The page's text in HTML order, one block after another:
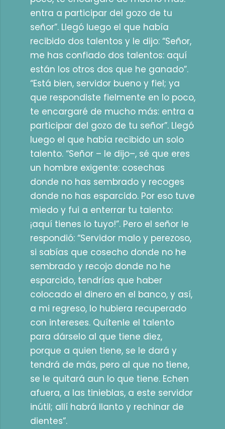
entra a participar del gozo de tu
señor”. Llegó luego el que había
recibido dos talentos y le dijo: “Señor,
me has confiado dos talentos: aquí
están los otros dos que he ganado”.
“Está bien, servidor bueno y fiel; ya
que respondiste fielmente en lo poco,
te encargaré de mucho más: entra a
participar del gozo de tu señor”. Llegó
luego el que había recibido un solo
talento. “Señor – le dijo–, sé que eres
un hombre exigente: cosechas
donde no has sembrado y recoges
donde no has esparcido. Por eso tuve
miedo y fui a enterrar tu talento:
¡aquí tienes lo tuyo!”. Pero el señor le
respondió: “Servidor malo y perezoso,
si sabías que cosecho donde no he
sembrado y recojo donde no he
esparcido, tendrías que haber
colocado el dinero en el banco, y así,
a mi regreso, lo hubiera recuperado
con intereses. Quítenle el talento
para dárselo al que tiene diez,
porque a quien tiene, se le dará y
tendrá de más, pero al que no tiene,
se le quitará aun lo que tiene. Echen
afuera, a las tinieblas, a este servidor
inútil; allí habrá llanto y rechinar de
dientes”.